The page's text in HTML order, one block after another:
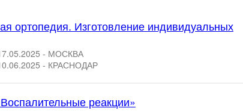
ортопедия. Изготовление индивидуальных
- МОСКВА
- КРАСНОДАР
реакции»